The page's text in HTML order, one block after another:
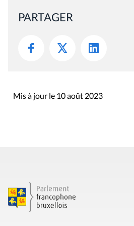
PARTAGER
Mis à jour le 10 août 2023